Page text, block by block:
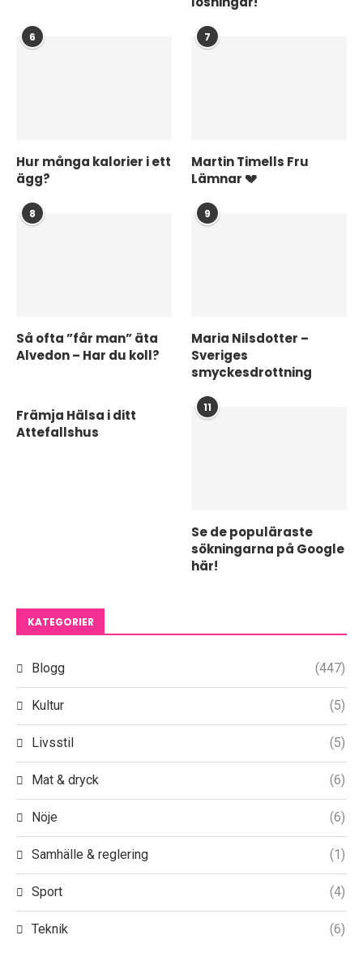
6
Hur många kalorier i ett
ägg?
7
Martin Timells Fru
Lämnar 💔
8
Så ofta ”får man” äta
Alvedon – Har du koll?
9
Maria Nilsdotter –
Sveriges
smyckesdrottning
Främja Hälsa i ditt
Attefallshus
11
Se de populäraste
sökningarna på Google
här!
KATEGORIER
Blogg (447)
Kultur (5)
Livsstil (5)
Mat & dryck (6)
Nöje (6)
Samhälle & reglering (1)
Sport (4)
Teknik (6)